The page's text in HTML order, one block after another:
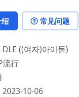
常见问题
((여자)아이들)
流行
10-06